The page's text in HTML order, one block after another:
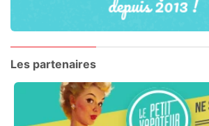
Les partenaires